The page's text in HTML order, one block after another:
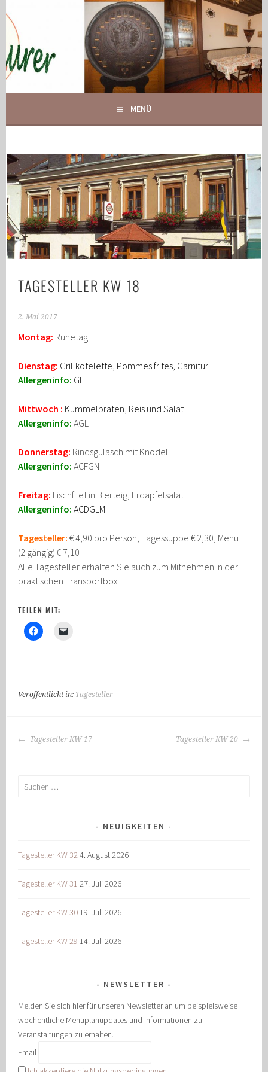
zum
Inhalt
GASTHOF MAURER
IHR GASTHOF IN GLOGGNITZ
MENÜ
TAGESTELLER KW 18
2. Mai 2017
Montag: Ruhetag
Dienstag: Grillkotelette, Pommes frites, Garnitur
Allergeninfo: GL
Mittwoch : Kümmelbraten, Reis und Salat
Allergeninfo: AGL
Donnerstag: Rindsgulasch mit Knödel
Allergeninfo: ACFGN
Freitag: Fischfilet in Bierteig, Erdäpfelsalat
Allergeninfo: ACDGLM
Tagesteller: € 4,90 pro Person, Tagessuppe € 2,30, Menü
(2 gängig) € 7,10
Alle Tagesteller erhalten Sie auch zum Mitnehmen in der
praktischen Transportbox
TEILEN MIT:
Veröffentlicht in: Tagesteller
BEITRAGS-
Tagesteller KW 17 Tagesteller KW 20
Suchen
NEUIGKEITEN
Tagesteller KW 324. August 2026
Tagesteller KW 31 27. Juli 2026
Tagesteller KW 30 19. Juli 2026
Tagesteller KW 29 14. Juli 2026
NEWSLETTER
Melden Sie sich hier für unseren Newsletter an um beispielsweise
wöchentliche Menüplanupdates und Informationen zu
Veranstaltungen zu erhalten.
Email